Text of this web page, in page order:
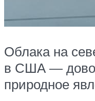
Облака на
в США —
природное